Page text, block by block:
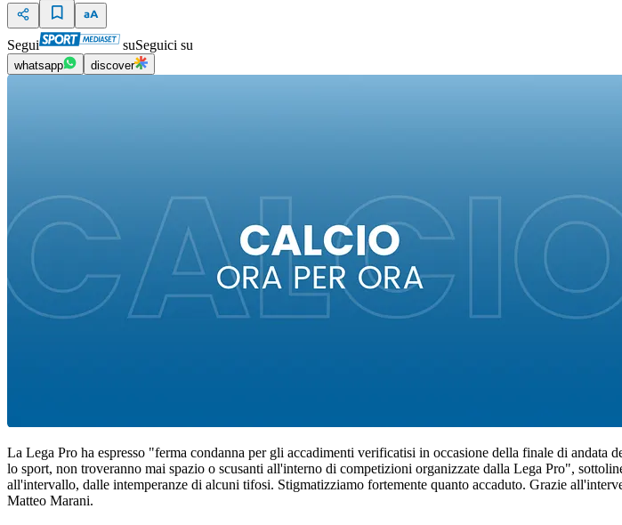
Segui suSeguici su
whatsapp discover
La Lega Pro ha espresso "ferma condanna per gli accadimenti verificatisi in occasione della finale di
lo sport, non troveranno mai spazio o scusanti all'interno di competizioni organizzate dalla Lega Pro",
all'intervallo, dalle intemperanze di alcuni tifosi. Stigmatizziamo fortemente quanto accaduto. Grazie
Matteo Marani.